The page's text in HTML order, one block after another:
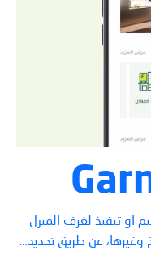
او تنفيذ لغرف المنزل
وغيرها، عن طريق تحديد…